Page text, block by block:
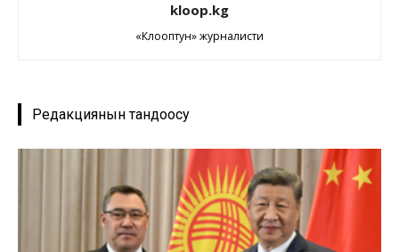
kloop.kg
«Клооптун» журналисти
Редакциянын тандоосу